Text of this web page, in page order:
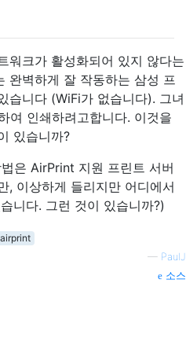
워크가 활성화되어 있지 않다는
완벽하게 잘 작동하는 삼성 프
습니다 (WiFi가 없습니다). 그녀
여 인쇄하려고합니다. 이것을
있습니까?
은 AirPrint 지원 프린트 서버
, 이상하게 들리지만 어디에서
니다. 그런 것이 있습니까?)
airprint
— PaulJ
소스